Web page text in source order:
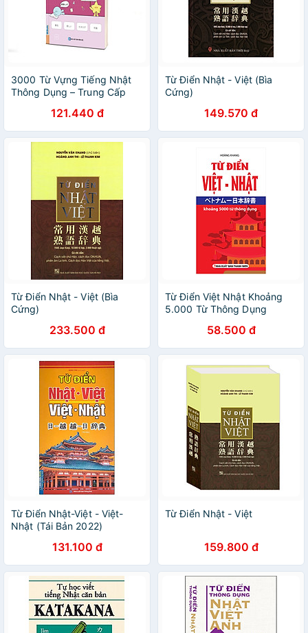
3000 Từ Vựng Tiếng Nhật
Thông Dụng – Trung Cấp
121.440 đ
Từ Điển Nhật - Việt (Bìa
Cứng)
149.570 đ
Từ Điển Nhật - Việt (Bìa
Cứng)
233.500 đ
Từ Điển Việt Nhật Khoảng
5.000 Từ Thông Dụng
58.500 đ
Từ Điển Nhật-Việt - Việt-
Nhật (Tái Bản 2022)
131.100 đ
Từ Điển Nhật - Việt
159.800 đ